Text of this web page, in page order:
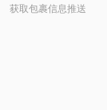
获取包裹信息推送